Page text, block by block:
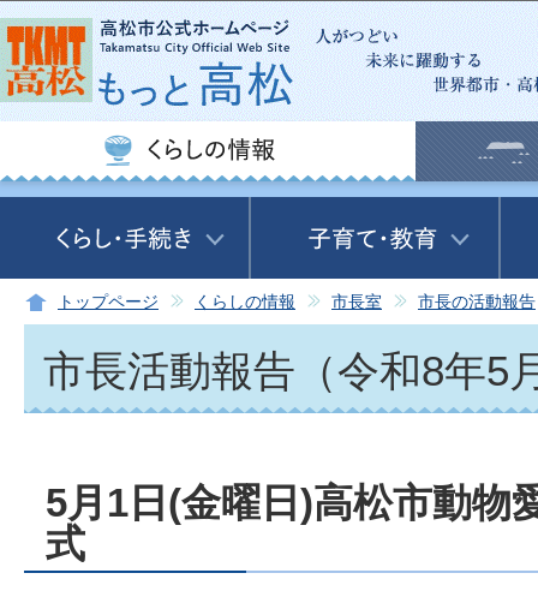
この
トップページ くらしの情報 市長室 市長の活動報告
市長活動報告（令和8年5
5月1日(金曜日)高松市動物
式